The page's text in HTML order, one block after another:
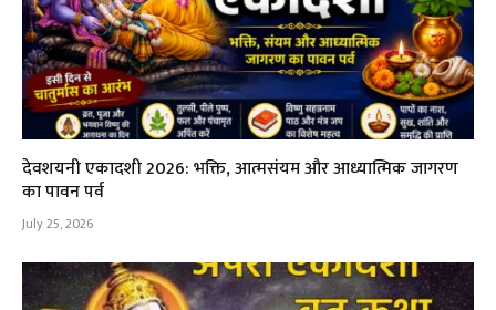
देवशयनी एकादशी 2026: भक्ति, आत्मसंयम और आध्यात्मिक जागरण
का पावन पर्व
July 25, 2026